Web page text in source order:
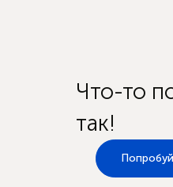
Что-то
так!